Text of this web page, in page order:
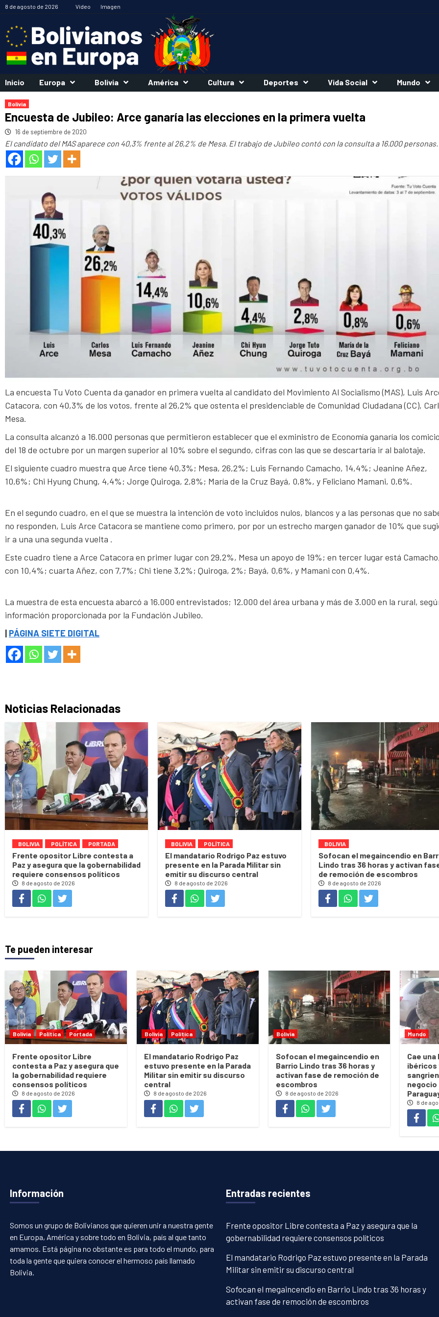
Saltar
contenido
8 de agosto de 2026 Vídeo Imagen
Inicio Europa Bolivia América Cultura Deportes Vida Social Mundo
Bolivia
Encuesta de Jubileo: Arce ganaría las elecciones en la primera vuelta
16 de septiembre de 2020
El candidato del MAS aparece con 40,3% frente al 26,2% de Mesa. El trabajo de Jubileo contó con la consulta a 16.000 personas.
La encuesta Tu Voto Cuenta da ganador en primera vuelta al candidato del Movimiento Al Socialismo (MAS), Luis
Catacora, con 40,3% de los votos, frente al 26,2% que ostenta el presidenciable de Comunidad Ciudadana (CC),
Mesa.
La consulta alcanzó a 16.000 personas que permitieron establecer que el exministro de Economía ganaría los
del 18 de octubre por un margen superior al 10% sobre el segundo, cifras con las que se descartaría ir al balotaje.
El siguiente cuadro muestra que Arce tiene 40,3%; Mesa, 26,2%; Luis Fernando Camacho, 14,4%; Jeanine Añez,
10,6%; Chi Hyung Chung, 4,4%; Jorge Quiroga, 2,8%; María de la Cruz Bayá, 0,8%, y Feliciano Mamani, 0,6%.
En el segundo cuadro, en el que se muestra la intención de voto incluidos nulos, blancos y a las personas que no
no responden, Luis Arce Catacora se mantiene como primero, por por un estrecho margen ganador de 10% que
ir a una una segunda vuelta .
Este cuadro tiene a Arce Catacora en primer lugar con 29,2%, Mesa un apoyo de 19%; en tercer lugar está
con 10,4%; cuarta Añez, con 7,7%; Chi tiene 3,2%; Quiroga, 2%; Bayá, 0,6%, y Mamani con 0,4%.
La muestra de esta encuesta abarcó a 16.000 entrevistados; 12.000 del área urbana y más de 3.000 en la rural,
información proporcionada por la Fundación Jubileo.
| PÁGINA SIETE DIGITAL
Noticias Relacionadas
BOLIVIA POLÍTICA PORTADA
Frente opositor Libre contesta a
Paz y asegura que la gobernabilidad
requiere consensos políticos
8 de agosto de 2026
BOLIVIA POLÍTICA
El mandatario Rodrigo Paz estuvo
presente en la Parada Militar sin
emitir su discurso central
8 de agosto de 2026
BOLIVIA
Sofocan el megaincendio en
Lindo tras 36 horas y activan
de remoción de escombros
8 de agosto de 2026
Te pueden interesar
Bolivia Política Portada
Frente opositor Libre
contesta a Paz y asegura que
la gobernabilidad requiere
consensos políticos
8 de agosto de 2026
Bolivia Política
El mandatario Rodrigo Paz
estuvo presente en la Parada
Militar sin emitir su discurso
central
8 de agosto de 2026
Bolivia
Sofocan el megaincendio en
Barrio Lindo tras 36 horas y
activan fase de remoción de
escombros
8 de agosto de 2026
Mundo
Cae
ibéricos
negocio
8 de
Información
Somos un grupo de Bolivianos que quieren unir a nuestra gente
en Europa, América y sobre todo en Bolivia, país al que tanto
amamos. Está página no obstante es para todo el mundo, para
toda la gente que quiera conocer el hermoso país llamado
Bolivia.
Entradas recientes
Frente opositor Libre contesta a Paz y asegura que la
gobernabilidad requiere consensos políticos
El mandatario Rodrigo Paz estuvo presente en la Parada
Militar sin emitir su discurso central
Sofocan el megaincendio en Barrio Lindo tras 36 horas y
activan fase de remoción de escombros